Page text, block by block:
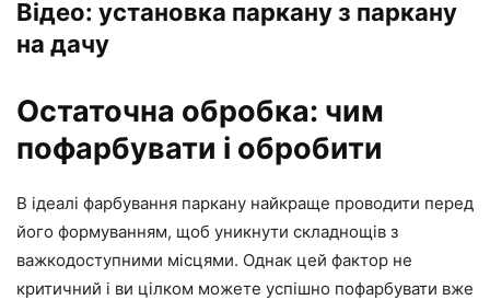
Відео: установка паркану з паркану
на дачу
Остаточна обробка: чим
пофарбувати і обробити
В ідеалі фарбування паркану найкраще проводити перед
його формуванням, щоб уникнути складнощів з
важкодоступними місцями. Однак цей фактор не
критичний і ви цілком можете успішно пофарбувати вже